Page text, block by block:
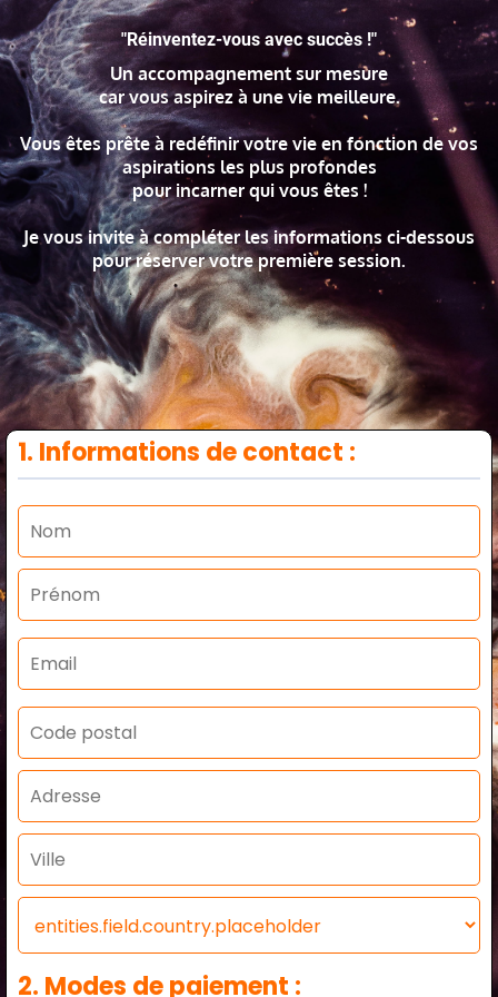
"Réinventez-vous avec succès !"
Un accompagnement sur mesure
car vous aspirez à une vie meilleure.
Vous êtes prête à redéfinir votre vie en fonction de vos
aspirations les plus profondes
pour incarner qui vous êtes !
Je vous invite à compléter les informations ci-dessous
pour réserver votre première session.
1. Informations de contact :
2. Modes de paiement :